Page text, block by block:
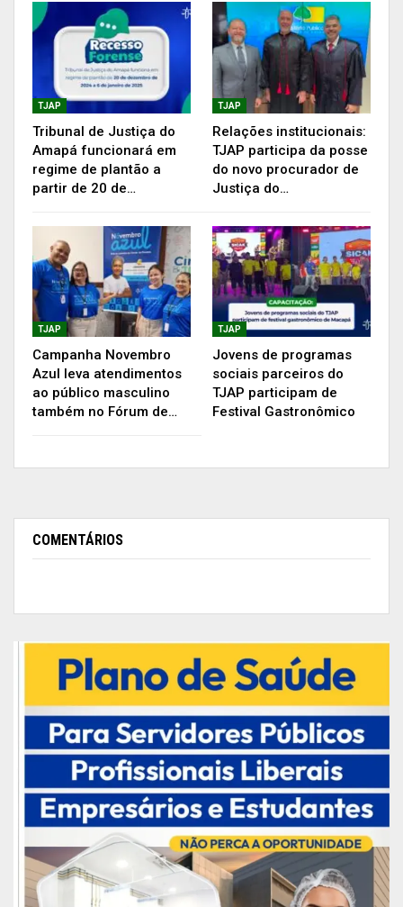
Segundo o juiz Fábio Santana, coordenador do
programa, “é uma honra para todos nós termos
celebrado a união desses casais que escolheram
o programa para assinar um dos documentos
mais importantes de suas vidas: a Certidão de
Casamento. Agora, eles iniciam uma nova etapa,
com mais segurança jurídica e fortalecimento de
casamento no Distrito do Bailique; dia 3, em
Laranjal do Jari e no dia 4, em Macapá. Ainda para
TJAP
Tribunal de Justiça do
Amapá funcionará em
regime de plantão a
partir de 20 de…
TJAP
Relações institucionais:
TJAP participa da posse
do novo procurador de
Justiça do…
TJAP
Campanha Novembro
Azul leva atendimentos
ao público masculino
também no Fórum de…
TJAP
Jovens de programas
sociais parceiros do
TJAP participam de
Festival Gastronômico
COMENTÁRIOS